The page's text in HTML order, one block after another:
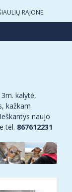
RAJONE.
kalytė,
kažkam
naujo
tel. 867612231